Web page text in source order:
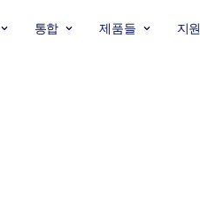
통합 제품들 지원